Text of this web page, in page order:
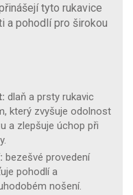
tyto rukavice
a pohodlí pro širokou
dlaň a prsty rukavic
který zvyšuje odolnost
a zlepšuje úchop při
bezešvé provedení
pohodlí a
nošení.